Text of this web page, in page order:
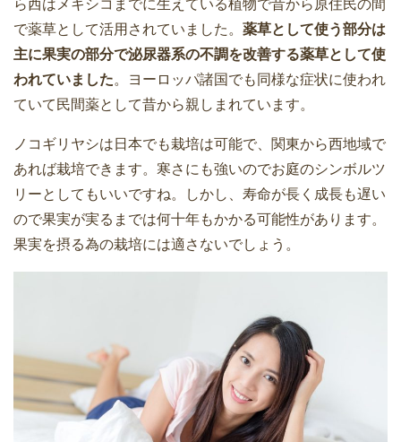
ら西はメキシコまでに生えている植物で昔から原住民の間
で薬草として活用されていました。 薬草として使う部分は
主に果実の部分で泌尿器系の不調を改善する薬草として使
われていました。ヨーロッパ諸国でも同様な症状に使われ
ていて民間薬として昔から親しまれています。
ノコギリヤシは日本でも栽培は可能で、関東から西地域で
あれば栽培できます。寒さにも強いのでお庭のシンボルツ
リーとしてもいいですね。しかし、寿命が長く成長も遅い
ので果実が実るまでは何十年もかかる可能性があります。
果実を摂る為の栽培には適さないでしょう。